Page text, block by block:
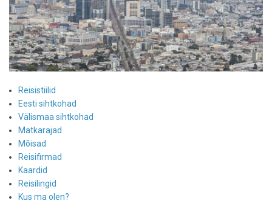
Reisistiilid
Eesti sihtkohad
Välismaa sihtkohad
Matkarajad
Mõisad
Reisifirmad
Kaardid
Reisilingid
Kus ma olen?